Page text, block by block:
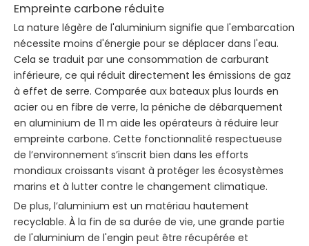
Empreinte carbone réduite
La nature légère de l'aluminium signifie que l'embarcation
nécessite moins d'énergie pour se déplacer dans l'eau.
Cela se traduit par une consommation de carburant
inférieure, ce qui réduit directement les émissions de gaz
à effet de serre. Comparée aux bateaux plus lourds en
acier ou en fibre de verre, la péniche de débarquement
en aluminium de 11 m aide les opérateurs à réduire leur
empreinte carbone. Cette fonctionnalité respectueuse
de l’environnement s’inscrit bien dans les efforts
mondiaux croissants visant à protéger les écosystèmes
marins et à lutter contre le changement climatique.
De plus, l’aluminium est un matériau hautement
recyclable. À la fin de sa durée de vie, une grande partie
de l'aluminium de l'engin peut être récupérée et